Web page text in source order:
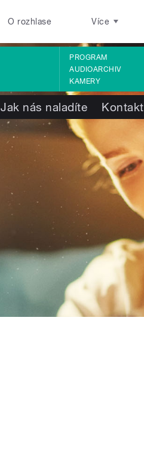
O rozhlase Více
PROGRAM
AUDIOARCHIV
KAMERY
Jak nás naladíte Kontakt